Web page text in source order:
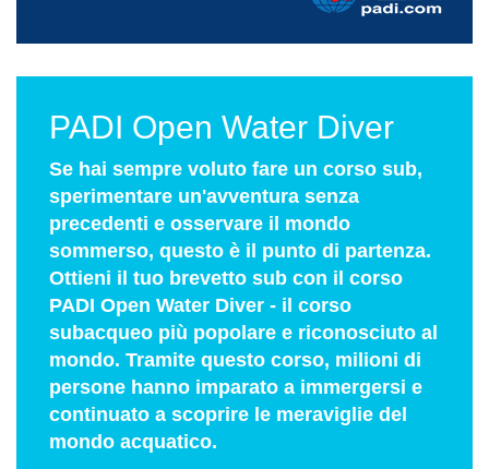
PADI Open Water Diver
Se hai sempre voluto fare un corso sub,
sperimentare un'avventura senza
precedenti e osservare il mondo
sommerso, questo è il punto di partenza.
Ottieni il tuo brevetto sub con il corso
PADI Open Water Diver - il corso
subacqueo più popolare e riconosciuto al
mondo. Tramite questo corso, milioni di
persone hanno imparato a immergersi e
continuato a scoprire le meraviglie del
mondo acquatico.